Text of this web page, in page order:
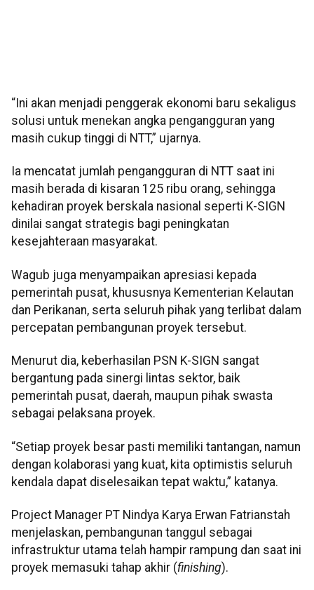
“Ini akan menjadi penggerak ekonomi baru sekaligus
solusi untuk menekan angka pengangguran yang
masih cukup tinggi di NTT,” ujarnya.
Ia mencatat jumlah pengangguran di NTT saat ini
masih berada di kisaran 125 ribu orang, sehingga
kehadiran proyek berskala nasional seperti K-SIGN
dinilai sangat strategis bagi peningkatan
kesejahteraan masyarakat.
Wagub juga menyampaikan apresiasi kepada
pemerintah pusat, khususnya Kementerian Kelautan
dan Perikanan, serta seluruh pihak yang terlibat dalam
percepatan pembangunan proyek tersebut.
Menurut dia, keberhasilan PSN K-SIGN sangat
bergantung pada sinergi lintas sektor, baik
pemerintah pusat, daerah, maupun pihak swasta
sebagai pelaksana proyek.
“Setiap proyek besar pasti memiliki tantangan, namun
dengan kolaborasi yang kuat, kita optimistis seluruh
kendala dapat diselesaikan tepat waktu,” katanya.
Project Manager PT Nindya Karya Erwan Fatrianstah
menjelaskan, pembangunan tanggul sebagai
infrastruktur utama telah hampir rampung dan saat ini
proyek memasuki tahap akhir (finishing).